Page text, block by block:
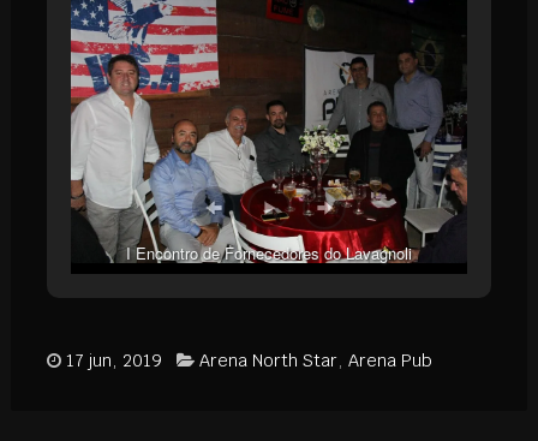
I Encontro de Fornecedores do Lavagnoli
17 jun, 2019 Arena North Star, Arena Pub